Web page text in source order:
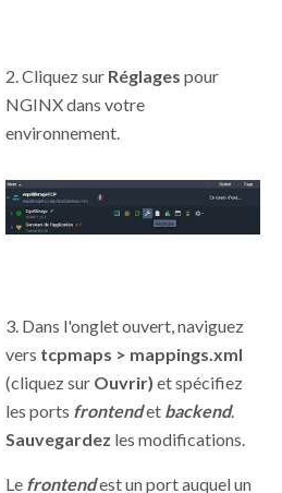
2. Cliquez sur Réglages pour
NGINX dans votre
environnement.
3. Dans l'onglet ouvert, naviguez
vers tcpmaps > mappings.xml
(cliquez sur Ouvrir) et spécifiez
les ports frontendet backend.
Sauvegardez les modifications.
Le frontendest un port auquel un